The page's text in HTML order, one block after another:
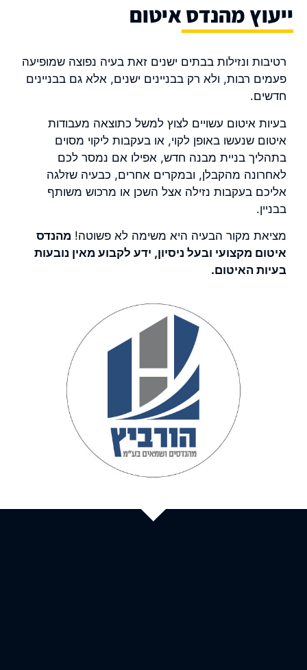
מהנדס איטום
רטיבות ונזילות בבתים ישנים זאת בעיה נפוצה שמופיעה
פעמים רבות, ולא רק בבניינים ישנים, אלא גם בבניינים
חדשים.
בעיות איטום עשויים לצוץ למשל כתוצאה מעבודות
איטום שנעשו באופן לקוי, או בעקבות ליקוי מסוים
בתהליך בניית מבנה חדש, אפילו אם נמסר לכם
לאחרונה מהקבלן, ובמקרים אחרים, כבעיה שזלגה
אליכם בעקבות נזילה אצל השכן או מרכוש משותף
בבניין.
מציאת מקור הבעיה היא משימה לא פשוטה!מהנדס
איטום מקצועי ובעל ניסיון, ידע לקבוע מאין נובעות
בעיות האיטום.